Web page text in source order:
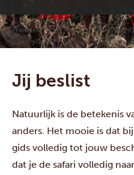
Home
Wat kun je
Wat staat je te wachten op
Jij beslist
Natuurlijk is de betekenis
anders. Het mooie is dat
gids volledig tot jouw
dat je de safari volledig